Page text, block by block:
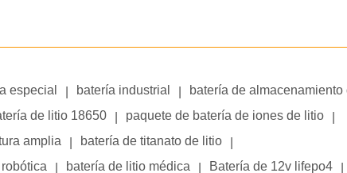
especial batería industrial batería de almacenamiento
de litio 18650 paquete de batería de iones de litio
amplia batería de titanato de litio
batería de litio médica Batería de 12v lifepo4